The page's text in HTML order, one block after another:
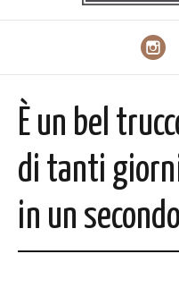
È un bel
di tanti
in un secondo